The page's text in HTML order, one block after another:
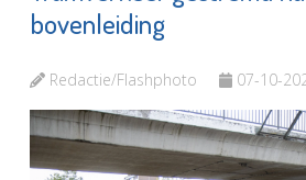
bovenleiding
Redactie/Flashphoto 07-10-